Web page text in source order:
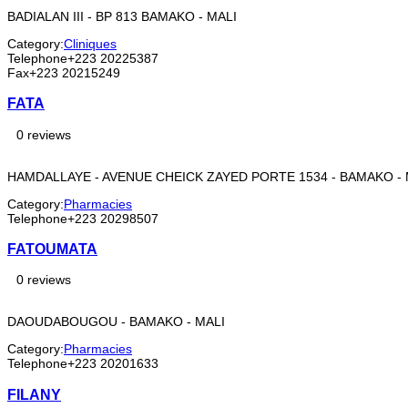
BADIALAN III - BP 813 BAMAKO - MALI
Category:Cliniques
Telephone+223 20225387
Fax+223 20215249
FATA
0 reviews
HAMDALLAYE - AVENUE CHEICK ZAYED PORTE 1534 - BAMAKO -
Category:Pharmacies
Telephone+223 20298507
FATOUMATA
0 reviews
DAOUDABOUGOU - BAMAKO - MALI
Category:Pharmacies
Telephone+223 20201633
FILANY